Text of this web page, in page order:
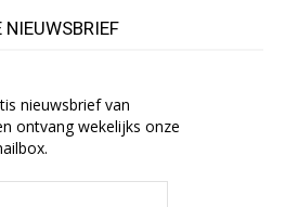
NIEUWSBRIEF
nieuwsbrief van
ontvang wekelijks onze